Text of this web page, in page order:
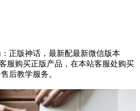
正版神话，最新配最新微信版本
服购买正版产品，在本站客服处购买
后教学服务。